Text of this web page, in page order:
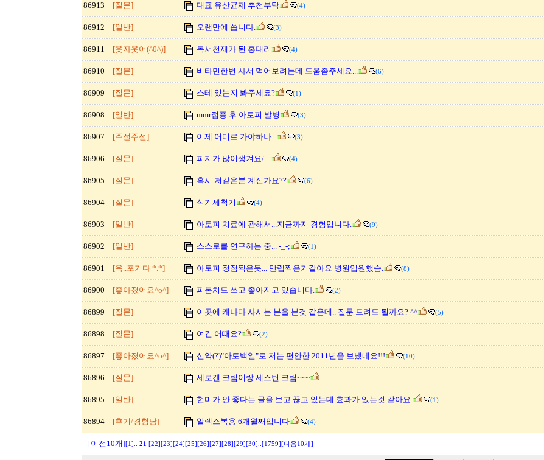
86913 [질문] 대표 유산균제 추천부탁 (4)
86912 [일반] 오랜만에 씁니다. (3)
86911 [웃자웃어(^0^)] 독서천재가 된 홍대리 (4)
86910 [질문] 비타민한번 사서 먹어보려는데 도움좀주세요... (6)
86909 [질문] 스테 있는지 봐주세요? (1)
86908 [일반] mmr접종 후 아토피 발병 (3)
86907 [주절주절] 이제 어디로 가야하나... (3)
86906 [질문] 피지가 많이생겨요/.... (4)
86905 [질문] 혹시 저같은분 계신가요?? (6)
86904 [질문] 식기세척기 (4)
86903 [일반] 아토피 치료에 관해서...지금까지 경험입니다. (9)
86902 [일반] 스스로를 연구하는 중... -_-; (1)
86901 [윽..포기다 *.*] 아토피 정점찍은듯... 만렙찍은거같아요 병원입원했슴. (8)
86900 [좋아졌어요^o^] 피톤치드 쓰고 좋아지고 있습니다. (2)
86899 [질문] 이곳에 캐나다 사시는 분을 본것 같은데.. 질문 드려도 될까요? ^^ (5)
86898 [질문] 여긴 어때요? (2)
86897 [좋아졌어요^o^] 신약(?)"아토백일"로 저는 편안한 2011년을 보냈네요!!! (10)
86896 [질문] 세로겐 크림이랑 세스틴 크림~~~
86895 [일반] 현미가 안 좋다는 글을 보고 끊고 있는데 효과가 있는것 같아요. (1)
86894 [후기/경험담] 알렉스복용 6개월째입니다 (4)
[이전10개][1] 21 [22] [23] [24] [25] [26] [27] [28] [29] [30] [1759] [다음10개]